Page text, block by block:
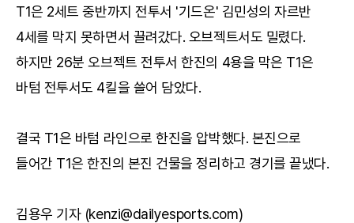
T1은 2세트 중반까지 전투서 '기드온' 김민성의 자르반
4세를 막지 못하면서 끌려갔다. 오브젝트서도 밀렸다.
하지만 26분 오브젝트 전투서 한진의 4용을 막은 T1은
바텀 전투서도 4킬을 쓸어 담았다.
결국 T1은 바텀 라인으로 한진을 압박했다. 본진으로
들어간 T1은 한진의 본진 건물을 정리하고 경기를 끝냈다.
김용우 기자 (kenzi@dailyesports.com)